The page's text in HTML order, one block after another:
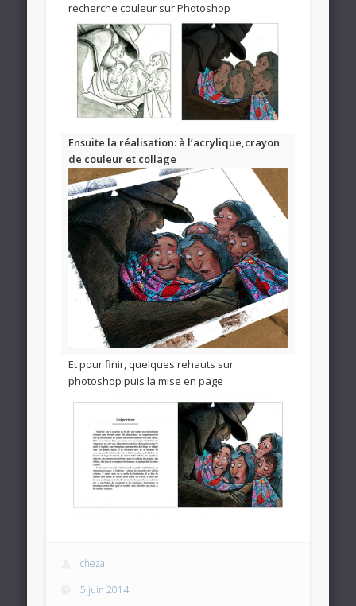
recherche couleur sur Photoshop
Ensuite la réalisation: à l’acrylique,crayon
de couleur et collage
Et pour finir, quelques rehauts sur
photoshop puis la mise en page
cheza
5 juin 2014